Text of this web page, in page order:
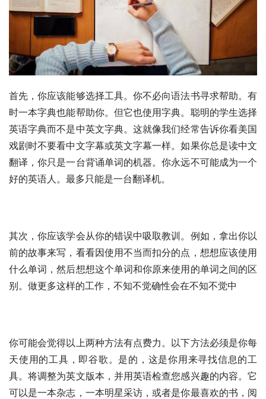
首先，你应该能够选择工具。你不必向语法书寻求帮助。有
时一本字典也能帮助你。但它也使用字典。聪明的学生选择
英语字典而不是中英文字典。这就像我们经常告诉你看美国
戏剧时不要看中文字幕或英文字幕一样。如果你总是读中文
翻译，你只是一台背诵单词的机器。你永远不可能成为一个
好的英语人。最多只能是一台翻译机。
其次，你应该学会从你的错误中吸取教训。例如，拿出你以
前的故事来写，看看因使用不当而扣分的点，想想应该使用
什么单词，然后想想这个单词和你原来使用的单词之间的区
别。做更多这样的工作，不知不觉确性会在不知不觉中
你可能会觉得以上两种方法有点费力。以下方法必须是你每
天使用的工具，即谷歌。是的，这是你用来寻找信息的工
具。将调整为英文版本，并用英语检查您感兴趣的内容。它
可以是一本杂志，一本明星采访，或者是你最喜欢的书，阅